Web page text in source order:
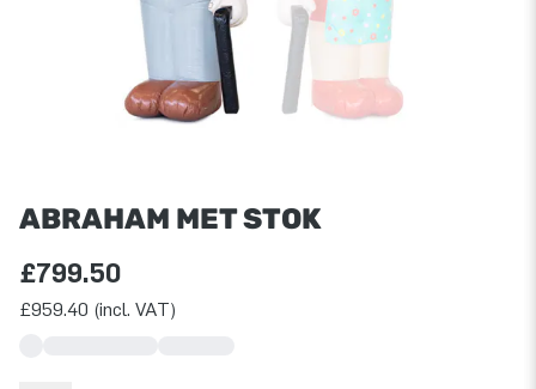
ABRAHAM MET STOK
£799.50
£959.40 (incl. VAT)